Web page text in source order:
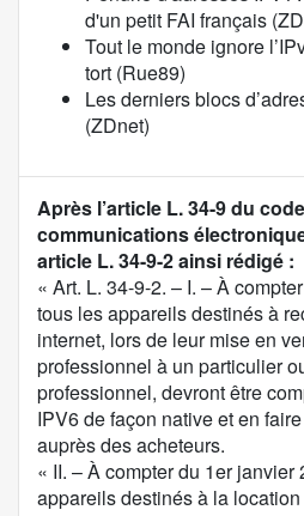
d'un petit FAI français (
Tout le monde ignore
tort (Rue89)
Les derniers blocs
(ZDnet)
C
o
n
t
e
n
u
d
e
l
a
p
Après l’article L. 34-9 du
communications
article L. 34-9-2 ainsi rédigé :
« Art. L. 34-9-2. – I. – À
tous les appareils destinés à
internet, lors de leur mise en
professionnel à un particulier
professionnel, devront être
IPV6 de façon native et en
auprès des acheteurs.
« II. – À compter du 1er janvier
appareils destinés à la